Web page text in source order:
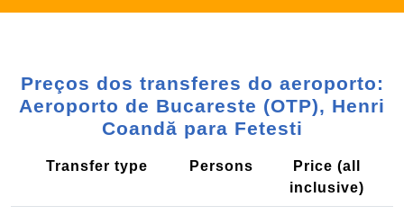
Preços dos transferes do aeroporto:
Aeroporto de Bucareste (OTP), Henri
Coandă para Fetesti
Transfer type Persons
Price (all
inclusive)